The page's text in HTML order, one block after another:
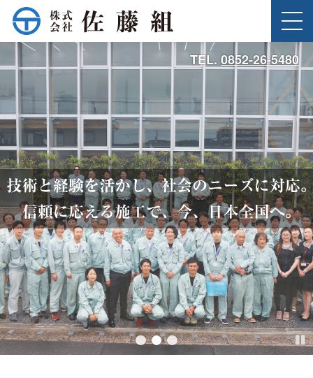
このページの本文へ
MENU
TEL.0852-26-5480
枚
写
真
ス
ラ
イ
シ
ョ
ー
で
表
示
し
て
い